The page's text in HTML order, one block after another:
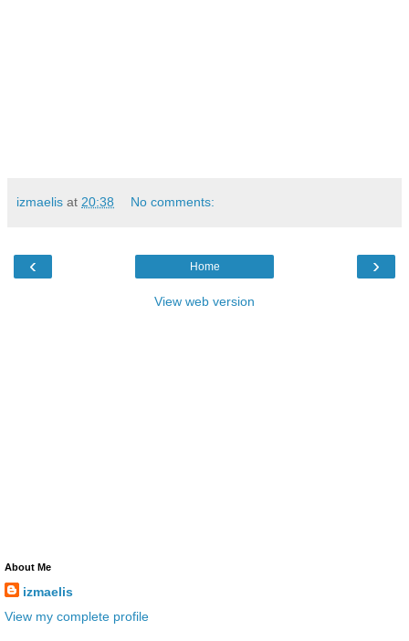
izmaelis at 20:38 No comments:
‹ ›
Home
View web version
About Me
izmaelis
View my complete profile